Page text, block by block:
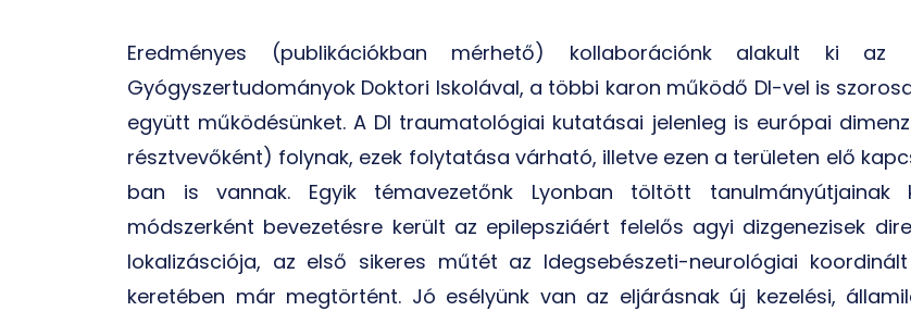
Eredményes (publikációkban mérhető) kollaborációnk alakult ki az
Gyógyszertudományok Doktori Iskolával, a többi karon működő DI-vel is
együtt működésünket. A DI traumatológiai kutatásai jelenleg is európai
résztvevőként) folynak, ezek folytatása várható, illetve ezen a területen elő
ban is vannak. Egyik témavezetőnk Lyonban töltött tanulmányútjainak
módszerként bevezetésre került az epilepsziáért felelős agyi dizgenezisek
lokalizásciója, az első sikeres műtét az Idegsebészeti-neurológiai
keretében már megtörtént. Jó esélyünk van az eljárásnak új kezelési,